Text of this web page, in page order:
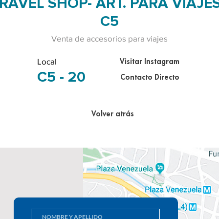
C5
Venta de accesorios para viajes
Local
C5 - 20
Visitar Instagram
Contacto Directo
Volver atrás